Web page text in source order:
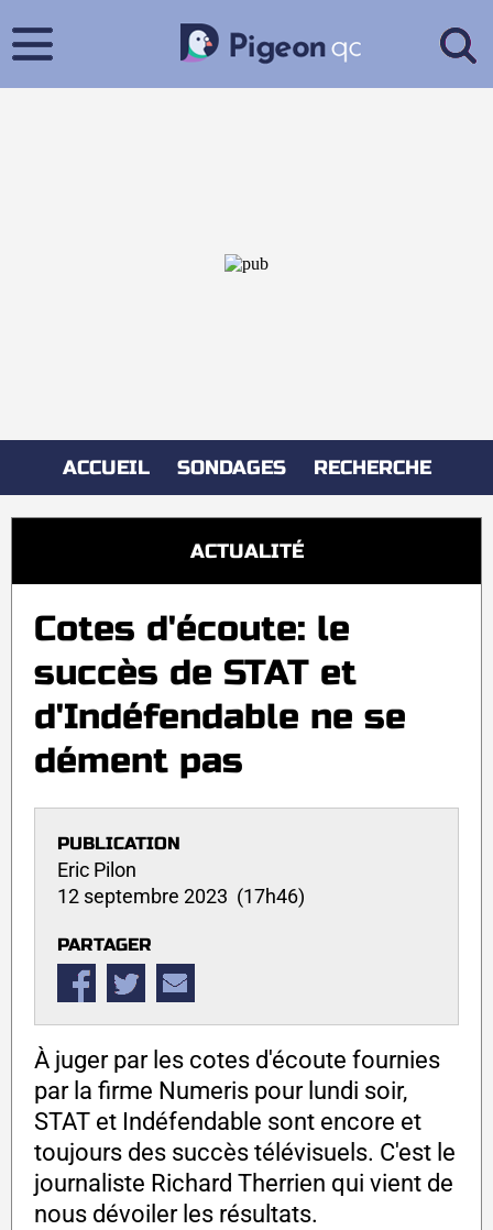
ACCUEIL SONDAGES RECHERCHE
ACTUALITÉ
Cotes d'écoute: le
succès de STAT et
d'Indéfendable ne se
dément pas
PUBLICATION
Eric Pilon
12 septembre 2023 (17h46)
PARTAGER
À juger par les cotes d'écoute fournies
par la firme Numeris pour lundi soir,
STAT et Indéfendable sont encore et
toujours des succès télévisuels. C'est le
journaliste Richard Therrien qui vient de
nous dévoiler les résultats.